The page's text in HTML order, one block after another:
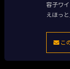
容子ワ
えほっ
こ